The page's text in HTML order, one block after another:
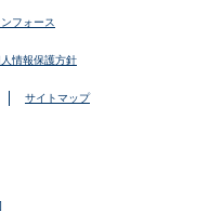
フォース
情報保護方針
サイトマップ